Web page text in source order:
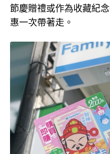
節慶贈禮或作為收藏紀
惠一次帶著走。